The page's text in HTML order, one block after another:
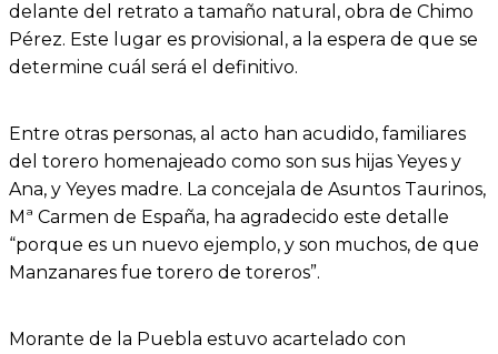
delante del retrato a tamaño natural, obra de Chimo
Pérez. Este lugar es provisional, a la espera de que se
determine cuál será el definitivo.
Entre otras personas, al acto han acudido, familiares
del torero homenajeado como son sus hijas Yeyes y
Ana, y Yeyes madre. La concejala de Asuntos Taurinos,
Mª Carmen de España, ha agradecido este detalle
“porque es un nuevo ejemplo, y son muchos, de que
Manzanares fue torero de toreros”.
Morante de la Puebla estuvo acartelado con